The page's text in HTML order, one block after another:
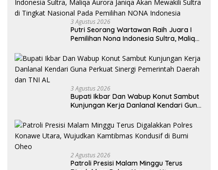
3 Agustus 2026
Putri Seorang Wartawan ‎Raih Juara I
Pemilihan Nona Indonesia Sultra, Maliqa
Tingkat Nasional Pada Pemilihan NONA
Indonesia
3 Agustus 2026
Bupati Ikbar Dan Wabup Konut Sambut
Kunjungan Kerja Danlanal Kendari Guna
TNI AL
2 Agustus 2026
Patroli Presisi Malam Minggu Terus